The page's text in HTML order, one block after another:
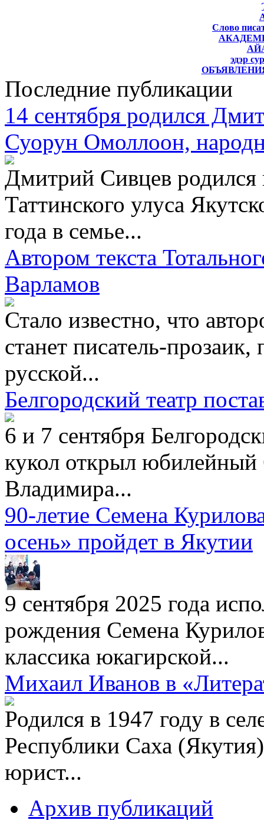
Слово
эдэр
Последние публикации
14 сентября родился
Суорун Омоллоон,
Дмитрий Сивцев родился
Таттинского улуса
года в семье...
Автором текста
Варламов
Стало известно, что
станет писатель-прозаик,
русской...
Белгородский театр
6 и 7 сентября
кукол открыл юбилейный
Владимира...
90-летие Семена
осень» пройдет в Якутии
9 сентября 2025 года
рождения Семена
классика юкагирской...
Михаил Иванов в
Родился в 1947 году в
Республики Саха
юрист...
Архив публикаций